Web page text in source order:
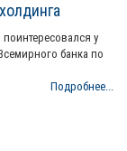
у
банка по
Подробнее...